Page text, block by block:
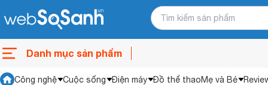
Danh mục sản phẩm
Công nghệ Cuộc sống Điện máy Đồ thể thaoMẹ và Bé